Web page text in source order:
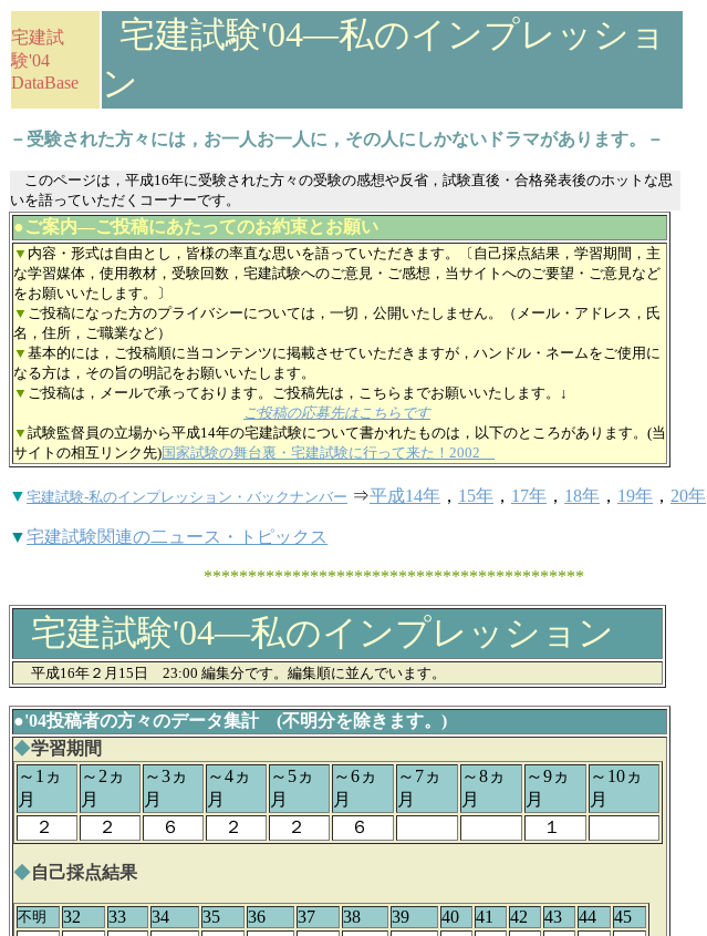
宅建試
験'04
DataBase
宅建試験'04―私のインプレッショ
ン
－受験された方々には，お一人お一人に，その人にしかないドラマがあります。－
このページは，平成16年に受験された方々の受験の感想や反省，試験直後・合格発表後のホットな思
いを語っていただくコーナーです。
●ご案内―ご投稿にあたってのお約束とお願い
▼ 内容・形式は自由とし，皆様の率直な思いを語っていただきます。〔自己採点結果，学習期間，主
な学習媒体，使用教材，受験回数，宅建試験へのご意見・ご感想，当サイトへのご要望・ご意見など
をお願いいたします。〕
▼ ご投稿になった方のプライバシーについては，一切，公開いたしません。（メール・アドレス，氏
名，住所，ご職業など）
▼ 基本的には，ご投稿順に当コンテンツに掲載させていただきますが，ハンドル・ネームをご使用に
なる方は，その旨の明記をお願いいたします。
▼ ご投稿は，メールで承っております。ご投稿先は，こちらまでお願いいたします。↓
ご投稿の応募先はこちらです
▼ 試験監督員の立場から平成14年の宅建試験について書かれたものは，以下のところがあります。(当
サイトの相互リンク先)国家試験の舞台裏・宅建試験に行って来た！2002
▼ 宅建試験-私のインプレッション・バックナンバー ⇒平成14年 ， 15年 ， 17年 ， 18年 ， 19年 ， 20年
▼宅建試験関連の二ュース・トピックス
*******************************************
宅建試験'04―私のインプレッション
平成16年２月15日 23:00 編集分です。編集順に並んでいます。
●'04投稿者の方々のデータ集計 (不明分を除きます。)
◆学習期間
～1ヵ
月
～2ヵ
月
～3ヵ
月
～4ヵ
月
～5ヵ
月
～6ヵ
月
～7ヵ
月
～8ヵ
月
～9ヵ
月
～10ヵ
月
２
２ ６ ２ ２ ６ １
◆自己採点結果
不明 32 33 34 35 36 37 38 39 40 41 42 43 44 45